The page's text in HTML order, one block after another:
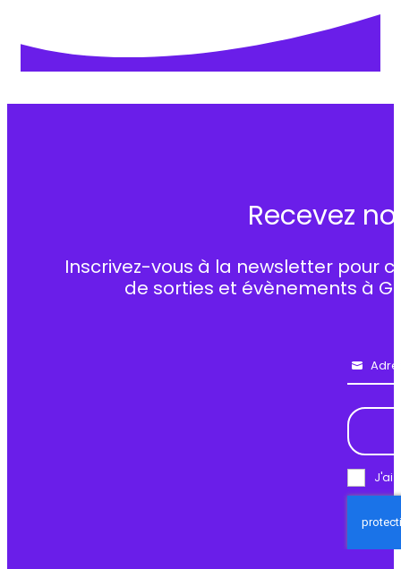
Recevez
Inscrivez-vous à la newsletter pour
de sorties et évènements à
Email
J'ai